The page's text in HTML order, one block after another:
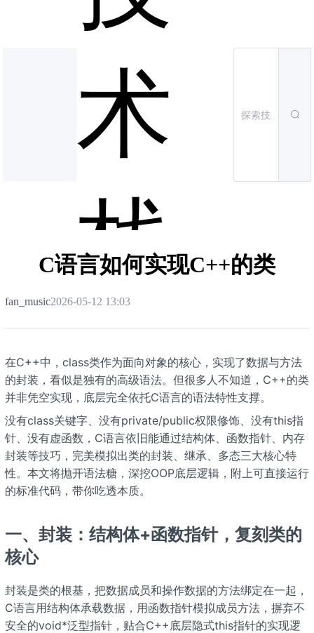
术
栈
C语言如何实现C++的类
fan_music2026-05-12 13:03
在C++中，class类作为面向对象的核心，实现了数据与方法
的封装，看似是独有的高级语法。但很多人不知道，C++的类
并非凭空实现，底层完全依托C语言的语法特性支撑。
没有class关键字、没有private/public权限修饰、没有this指
针、没有虚函数，C语言依旧能通过结构体、函数指针、内存
封装等技巧，完美模拟出类的封装、继承、多态三大核心特
性。本文将抛开语法糖，深挖OOP底层逻辑，附上可直接运行
的标准代码，带你吃透本质。
一、封装：结构体+函数指针，复刻类的
核心
封装是类的根基，把数据成员和操作数据的方法绑定在一起，
C语言用结构体承载数据，用函数指针模拟成员方法，摒弃不
安全的void*泛型指针，贴合C++底层隐式this指针的实现逻